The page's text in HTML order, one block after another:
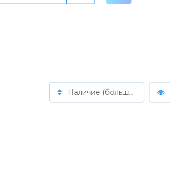
Наличие (больше >